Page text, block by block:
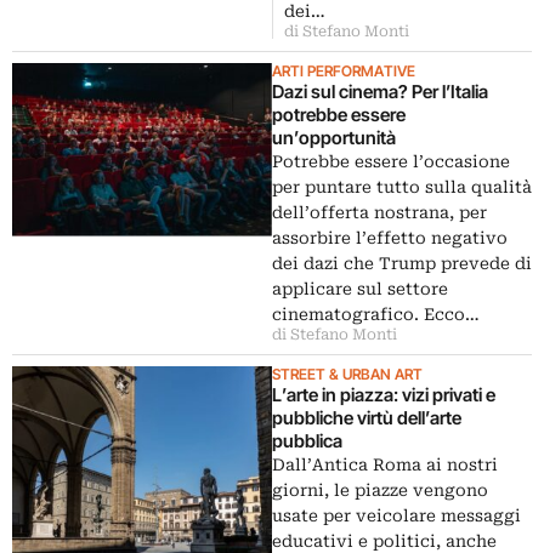
dei…
di Stefano Monti
ARTI PERFORMATIVE
Dazi sul cinema? Per l’Italia
potrebbe essere
un’opportunità
Potrebbe essere l’occasione
per puntare tutto sulla qualità
dell’offerta nostrana, per
assorbire l’effetto negativo
dei dazi che Trump prevede di
applicare sul settore
cinematografico. Ecco…
di Stefano Monti
STREET & URBAN ART
L’arte in piazza: vizi privati e
pubbliche virtù dell’arte
pubblica
Dall’Antica Roma ai nostri
giorni, le piazze vengono
usate per veicolare messaggi
educativi e politici, anche